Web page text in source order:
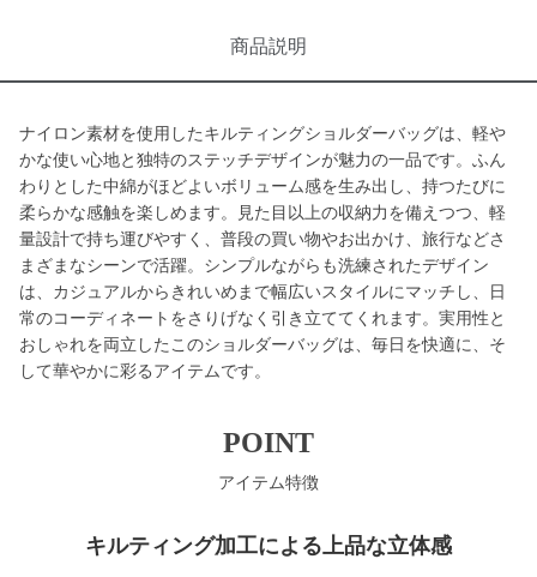
商品説明
ナイロン素材を使用したキルティングショルダーバッグは、軽や
かな使い心地と独特のステッチデザインが魅力の一品です。ふん
わりとした中綿がほどよいボリューム感を生み出し、持つたびに
柔らかな感触を楽しめます。見た目以上の収納力を備えつつ、軽
量設計で持ち運びやすく、普段の買い物やお出かけ、旅行などさ
まざまなシーンで活躍。シンプルながらも洗練されたデザイン
は、カジュアルからきれいめまで幅広いスタイルにマッチし、日
常のコーディネートをさりげなく引き立ててくれます。実用性と
おしゃれを両立したこのショルダーバッグは、毎日を快適に、そ
して華やかに彩るアイテムです。
POINT
アイテム特徴
キルティング加工による上品な立体感